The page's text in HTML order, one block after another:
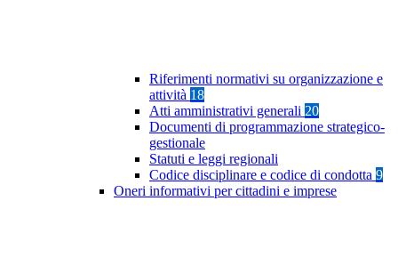
Riferimenti normativi su organizzazione e
attività 18
Atti amministrativi generali 20
Documenti di programmazione strategico-
gestionale
Statuti e leggi regionali
Codice disciplinare e codice di condotta 9
Oneri informativi per cittadini e imprese